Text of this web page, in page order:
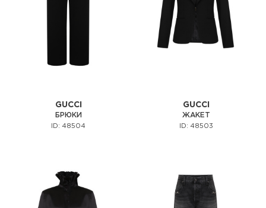
GUCCI
БРЮКИ
ID: 48504
GUCCI
ЖАКЕТ
ID: 48503